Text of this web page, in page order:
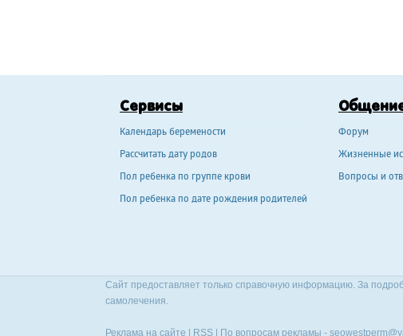
Сервисы
Календарь беремености
Рассчитать дату родов
Пол ребенка по группе крови
Пол ребенка по дате рождения родителей
Форум
Жизненные
Вопросы и
Сайт предоставляет только справочную информацию. За
самолечения.
Реклама на сайте RSS | По вопросам рекламы -